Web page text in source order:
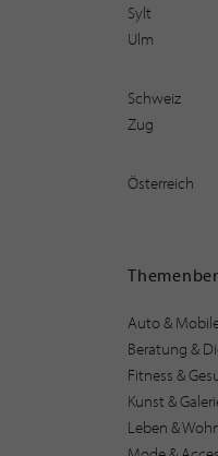
Sylt
Ulm
Schweiz
Zug
Österreich
Auto &
Beratung &
Fitness &
Kunst &
Leben &